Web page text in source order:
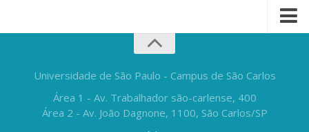
Universidade de São Paulo - Campus de São Carlos
Área 1 - Av. Trabalhador são-carlense, 400
Área 2 - Av. João Dagnone, 1100, São Carlos/SP